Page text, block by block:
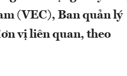
(VEC), Ban quản lý
vị liên quan, theo